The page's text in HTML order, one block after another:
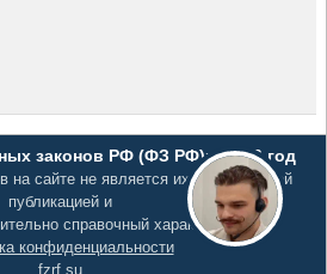
законов РФ (ФЗ РФ)», 2026 год
на сайте не является их официальной
публикацией и
справочный характер
конфиденциальности
fzrf.su